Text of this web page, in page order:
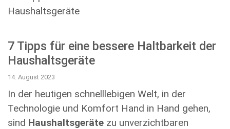
7 Tipps für eine bessere Haltbarkeit der
Haushaltsgeräte
14. August 2023
In der heutigen schnelllebigen Welt, in der
Technologie und Komfort Hand in Hand gehen,
sind Haushaltsgeräte zu unverzichtbaren